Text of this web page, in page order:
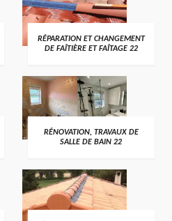
RÉPARATION ET CHANGEMENT
DE FAÎTIÈRE ET FAÎTAGE 22
RÉNOVATION, TRAVAUX DE
SALLE DE BAIN 22